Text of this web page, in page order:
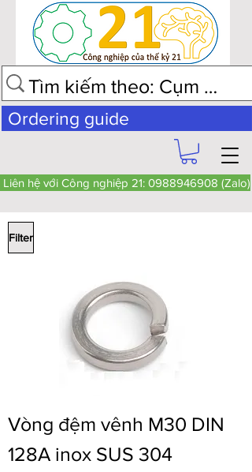
Ordering guide
Liên hệ với Công nghiệp 21: 0988946908 (Zalo)
Filter
Vòng đệm vênh M30 DIN
128A inox SUS 304